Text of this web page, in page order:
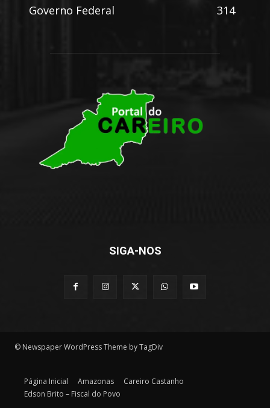
Governo Federal
314
SIGA-NOS
© Newspaper WordPress Theme by TagDiv
Página Inicial Amazonas
Careiro Castanho
Edson Brito – Fiscal do Povo